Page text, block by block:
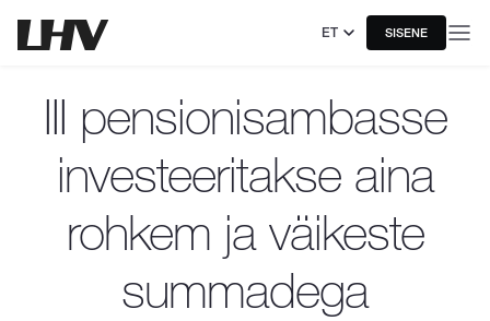
ET SISENE
III pensionisambasse
investeeritakse aina
rohkem ja väikeste
summadega